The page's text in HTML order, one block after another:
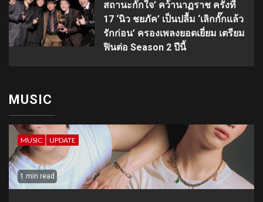
สถานะกั๊กใจ’ คว้านาฏราช ครั้งที่
17 ‘นิว ชยภัค’ เป็นปลื้ม ‘เลิกกั๊กแล้ว
รักก่อน’ ครองเพลงยอดเยี่ยม เตรียม
ฟินต่อ Season 2 ปีนี้
MUSIC
MUSIC UPDATE
1 min read